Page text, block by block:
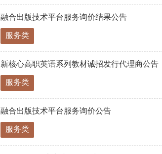
融合出版技术平台服务询价结果公告
服务类
新核心高职英语系列教材诚招发行代理商公告
服务类
融合出版技术平台服务询价公告
服务类